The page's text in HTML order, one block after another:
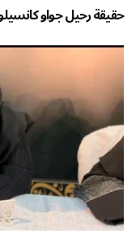
حقيقة رحيل جواو